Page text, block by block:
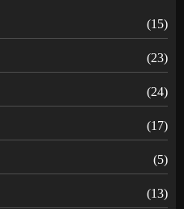
(15)
(23)
(24)
(17)
(5)
(13)